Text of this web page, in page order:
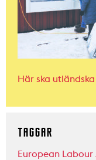
Här ska
TAGGAR
European